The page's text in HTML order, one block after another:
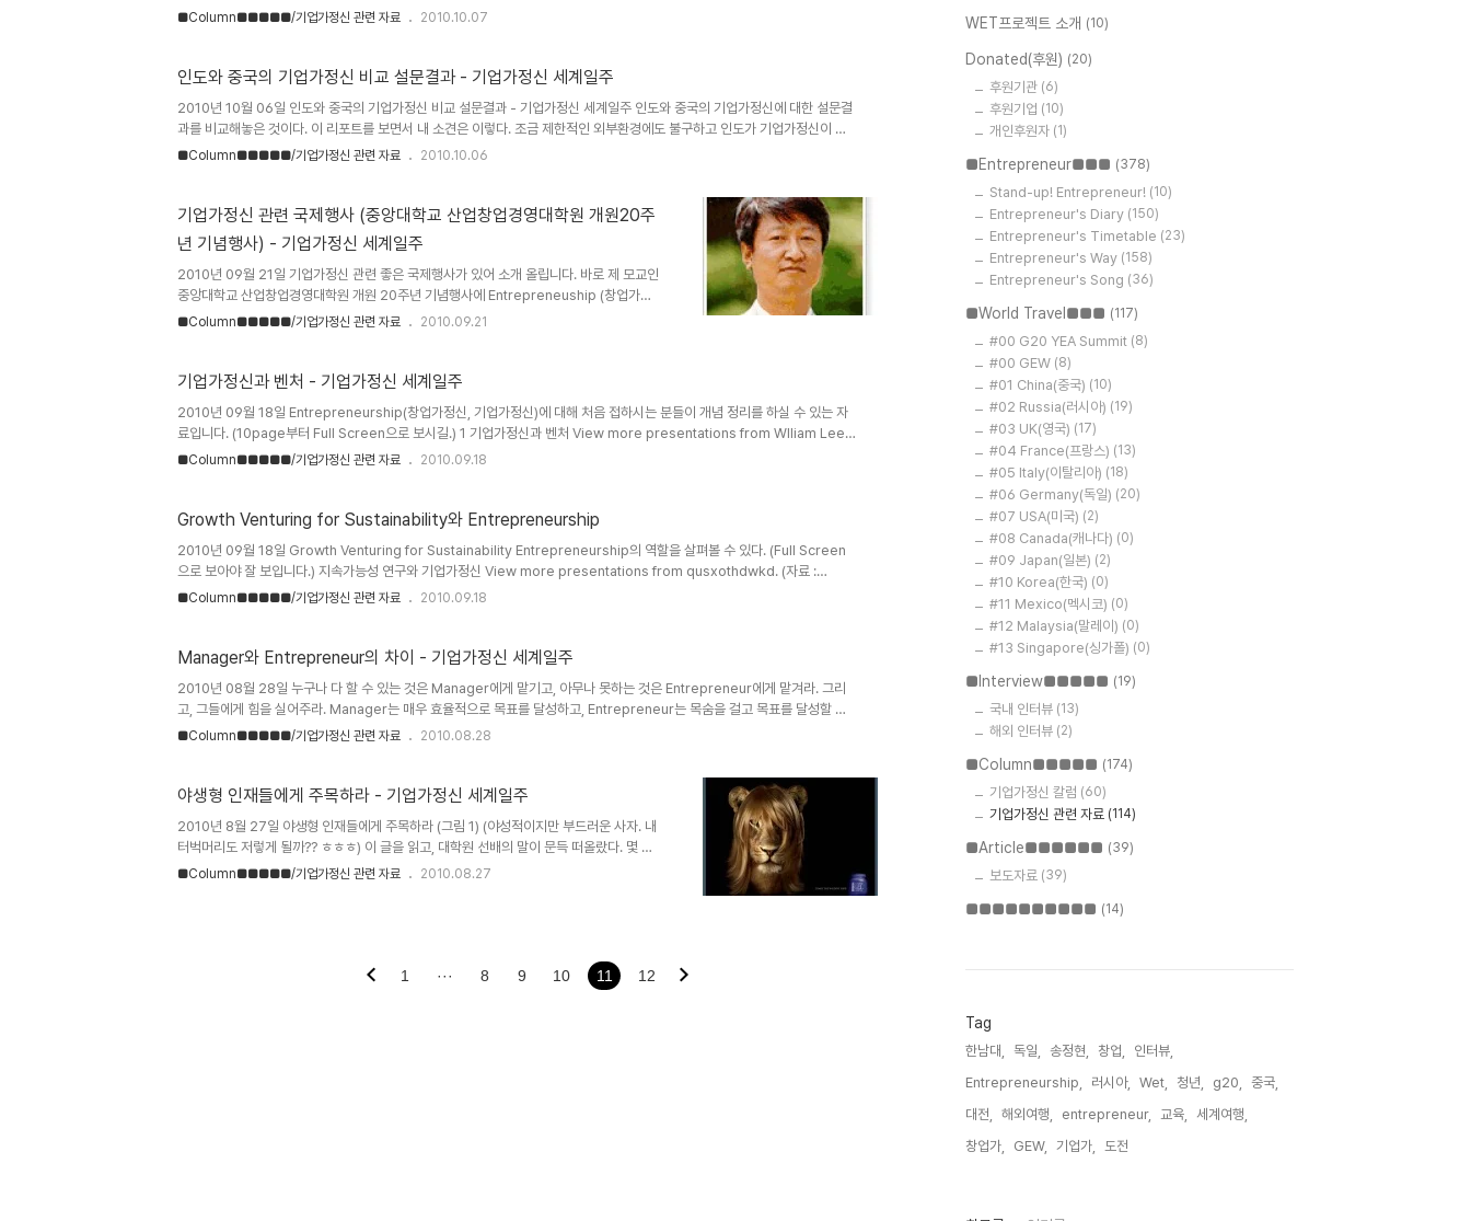
본 프로젝트 관련된 분들을 직접 만나뵐 수 있는 자리이기에, 꼭 참여할 계획입니다. 무척 기대가 됩니다. 이 행사는 Global
커지고 발전하는 것 같습니다. 기업가정신 관련 관심 있으신 분들은 아래 공고..
■Column■■■■■/기업가정신 관련 자료 2010.10.07
인도와 중국의 기업가정신 비교 설문결과 - 기업가정신 세계일주
2010년 10월 06일 인도와 중국의 기업가정신 비교 설문결과 - 기업가정신 세계일주 인도와 중국의 기업가정신에 대한 설문결
과를 비교해놓은 것이다. 이 리포트를 보면서 내 소견은 이렇다. 조금 제한적인 외부환경에도 불구하고 인도가 기업가정신이 높
다는 결과는, 이들의 사고가 가장 큰 영향을 미친다고 생각된다. 사고는 언어로서 투영된다. 이는 인도가 영어를 사용하고 있는
수를 얻고 있는 것은 사고, 언어, 교육, 사회환경 등의 영향이 밀접하게 관계되어 있다고 생각된..
■Column■■■■■/기업가정신 관련 자료 2010.10.06
기업가정신 관련 국제행사 (중앙대학교 산업창업경영대학원 개원20주
년 기념행사) - 기업가정신 세계일주
2010년 09월 21일 기업가정신 관련 좋은 국제행사가 있어 소개 올립니다. 바로 제 모교인
중앙대학교 산업창업경영대학원 개원 20주년 기념행사에 Entrepreneuship (창업가정
신, 기업가정신) 관련 좋은 행사가 예정되어 있습니다. 카우프만 재단에서 좋은 연사를 초청
와 산업·창업의 기회 Climate Change and Industrial, Entrepreneurial
월 23일 1..
■Column■■■■■/기업가정신 관련 자료 2010.09.21
기업가정신과 벤처 - 기업가정신 세계일주
2010년 09월 18일 Entrepreneurship(창업가정신, 기업가정신)에 대해 처음 접하시는 분들이 개념 정리를 하실 수 있는 자
료입니다. (10page부터 Full Screen으로 보시길.) 1 기업가정신과 벤처 View more presentations from Wlliam Lee.
(자료 : http://www.slideshare.net/pinetree1024/1-4392277) 기업가정신 세계일주 이 글은 스프링노트에서 작성되었
■Column■■■■■/기업가정신 관련 자료 2010.09.18
Growth Venturing for Sustainability와 Entrepreneurship
2010년 09월 18일 Growth Venturing for Sustainability Entrepreneurship의 역할을 살펴볼 수 있다. (Full Screen
으로 보아야 잘 보입니다.) 지속가능성 연구와 기업가정신 View more presentations from qusxothdwkd. (자료 :
Global Venture Lab, 2009) 기업가정신 세계일주 이 글은 스프링노트에서 작성되었습니다.
■Column■■■■■/기업가정신 관련 자료 2010.09.18
Manager와 Entrepreneur의 차이 - 기업가정신 세계일주
2010년 08월 28일 누구나 다 할 수 있는 것은 Manager에게 맡기고, 아무나 못하는 것은 Entrepreneur에게 맡겨라. 그리
고, 그들에게 힘을 실어주라. Manager는 매우 효율적으로 목표를 달성하고, Entrepreneur는 목숨을 걸고 목표를 달성할 것
이다. 이들의 차이는 목표를 달성하는 과정의 차이다. 이 글은 스프링노트에서 작성되었습니다.
■Column■■■■■/기업가정신 관련 자료 2010.08.28
야생형 인재들에게 주목하라 - 기업가정신 세계일주
2010년 8월 27일 야생형 인재들에게 주목하라 (그림 1) (야성적이지만 부드러운 사자. 내
터벅머리도 저렇게 될까?? ㅎㅎㅎ) 이 글을 읽고, 대학원 선배의 말이 문득 떠올랐다. 몇 년
전에 USC, LMU 방문하기 위해 미국연수를 간 적이 있었다. 그 당시 한식당에서 대학원 선
흘려들었던 선배의 말이 갑자기 떠오르면서, 다시 한번 나를 돌..
■Column■■■■■/기업가정신 관련 자료 2010.08.27
1 ··· 8 9 10 11 12
WET프로젝트 소개 (10)
Donated(후원) (20)
후원기관 (6)
후원기업 (10)
개인후원자 (1)
■Entrepreneur■■■ (378)
Stand-up! Entrepreneur! (10)
Entrepreneur's Diary (150)
Entrepreneur's Timetable (23)
Entrepreneur's Way (158)
Entrepreneur's Song (36)
■World Travel■■■ (117)
#00 G20 YEA Summit (8)
#00 GEW (8)
#01 China(중국) (10)
#02 Russia(러시아) (19)
#03 UK(영국) (17)
#04 France(프랑스) (13)
#05 Italy(이탈리아) (18)
#06 Germany(독일) (20)
#07 USA(미국) (2)
#08 Canada(캐나다) (0)
#09 Japan(일본) (2)
#10 Korea(한국) (0)
#11 Mexico(멕시코) (0)
#12 Malaysia(말레이) (0)
#13 Singapore(싱가폴) (0)
■Interview■■■■■ (19)
국내 인터뷰 (13)
해외 인터뷰 (2)
■Column■■■■■ (174)
기업가정신 칼럼 (60)
기업가정신 관련 자료 (114)
■Article■■■■■■ (39)
보도자료 (39)
■■■■■■■■■■ (14)
Tag
한남대, 독일, 송정현, 창업,
인터뷰,
Entrepreneurship,
러시아, Wet, 청년, g20,
중국,
대전,
해외여행, entrepreneur, 교육,
세계여행,
창업가,
GEW, 기업가, 도전,